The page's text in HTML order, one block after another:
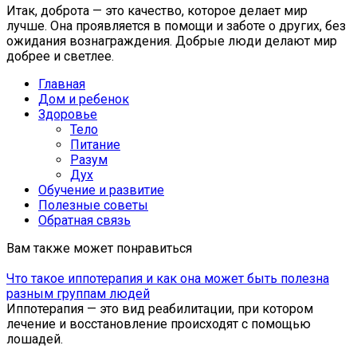
Итак, доброта — это качество, которое делает мир
лучше. Она проявляется в помощи и заботе о других, без
ожидания вознаграждения. Добрые люди делают мир
добрее и светлее.
Главная
Дом и ребенок
Здоровье
Тело
Питание
Разум
Дух
Обучение и развитие
Полезные советы
Обратная связь
Вам также может понравиться
Что такое иппотерапия и как она может быть полезна
разным группам людей
Иппотерапия — это вид реабилитации, при котором
лечение и восстановление происходят с помощью
лошадей.